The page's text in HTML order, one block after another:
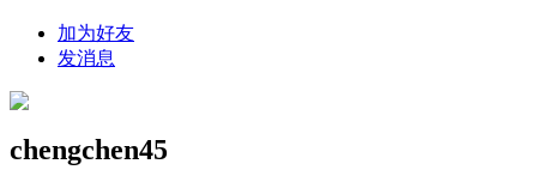
加为好友
发消息
chengchen45